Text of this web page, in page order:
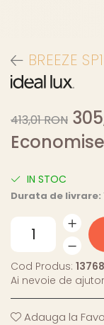
BREEZE
413,01 RON
IN STOC
Durata de livrare:
Cod Produs:
Ai nevoie de
Adauga la